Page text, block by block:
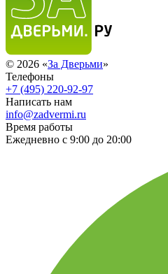
© 2026 «За Дверьми»
Телефоны
+7 (495) 220-92-97
Написать нам
info@zadvermi.ru
Время работы
Ежедневно с 9:00 до 20:00